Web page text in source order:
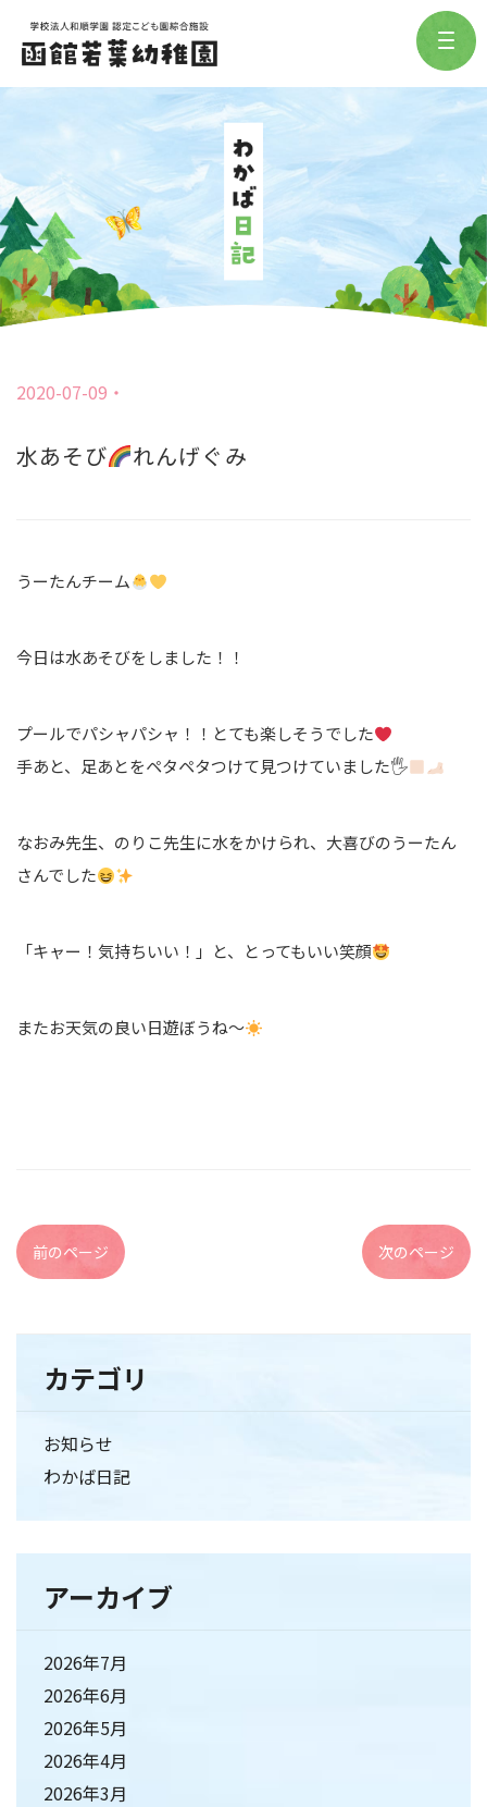
2020-07-09
水あそび れんげぐみ
うーたんチーム
今日は水あそびをしました！！
プールでパシャパシャ！！とても楽しそうでした
手あと、足あとをペタペタつけて見つけていました🖐
なおみ先生、のりこ先生に水をかけられ、大喜びのうーたん
さんでした
「キャー！気持ちいい！」と、とってもいい笑顔
またお天気の良い日遊ぼうね〜
前のページ 次のページ
カテゴリ
お知らせ
わかば日記
アーカイブ
2026年7月
2026年6月
2026年5月
2026年4月
2026年3月